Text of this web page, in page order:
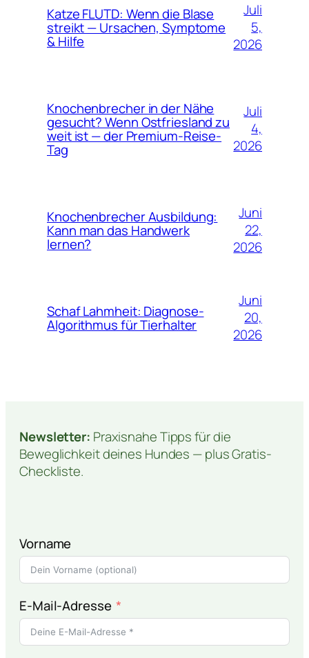
Katze FLUTD: Wenn die Blase
streikt — Ursachen, Symptome
& Hilfe
Juli
5,
2026
Knochenbrecher in der Nähe
gesucht? Wenn Ostfriesland zu
weit ist — der Premium-Reise-
Tag
Juli
4,
2026
Knochenbrecher Ausbildung:
Kann man das Handwerk
lernen?
Juni
22,
2026
Schaf Lahmheit: Diagnose-
Algorithmus für Tierhalter
Juni
20,
2026
Newsletter: Praxisnahe Tipps für die
Beweglichkeit deines Hundes — plus Gratis-
Checkliste.
Vorname
E-Mail-Adresse